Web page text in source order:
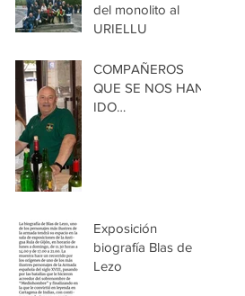
del monolito al
URIELLU
COMPAÑEROS
QUE SE NOS HAN
IDO
Exposición
biografía Blas de
Lezo